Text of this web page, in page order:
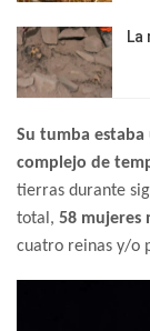
La
Su tumba estaba
complejo de
tierras durante
total, 58 mujeres
cuatro reinas y/o